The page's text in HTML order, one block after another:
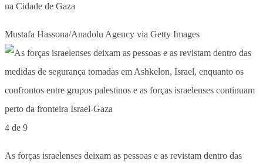
na Cidade de Gaza
Mustafa Hassona/Anadolu Agency via Getty Images
4 de 9
As forças israelenses deixam as pessoas e as revistam dentro das